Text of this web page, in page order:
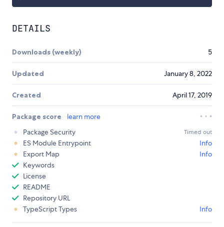
DETAILS
Downloads (weekly) 5
Updated January 8, 2022
Created April 17, 2019
Package score
learn more
Package Security
Timed out
ES Module Entrypoint
Info
Export Map
Info
Keywords
License
README
Repository URL
TypeScript Types
Info